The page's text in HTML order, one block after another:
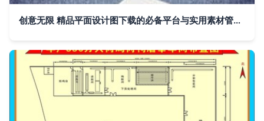
创意无限 精品平面设计图下载的必备平台与实用素材管理策略